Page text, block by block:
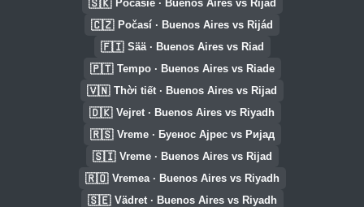
🇸🇰 Počasie · Buenos Aires vs Rijád
🇨🇿 Počasí · Buenos Aires vs Rijád
🇫🇮 Sää · Buenos Aires vs Riad
🇵🇹 Tempo · Buenos Aires vs Riade
🇻🇳 Thời tiết · Buenos Aires vs Rijad
🇩🇰 Vejret · Buenos Aires vs Riyadh
🇷🇸 Vreme · Буенос Ајрес vs Ријад
🇸🇮 Vreme · Buenos Aires vs Rijad
🇷🇴 Vremea · Buenos Aires vs Riyadh
🇸🇪 Vädret · Buenos Aires vs Riyadh